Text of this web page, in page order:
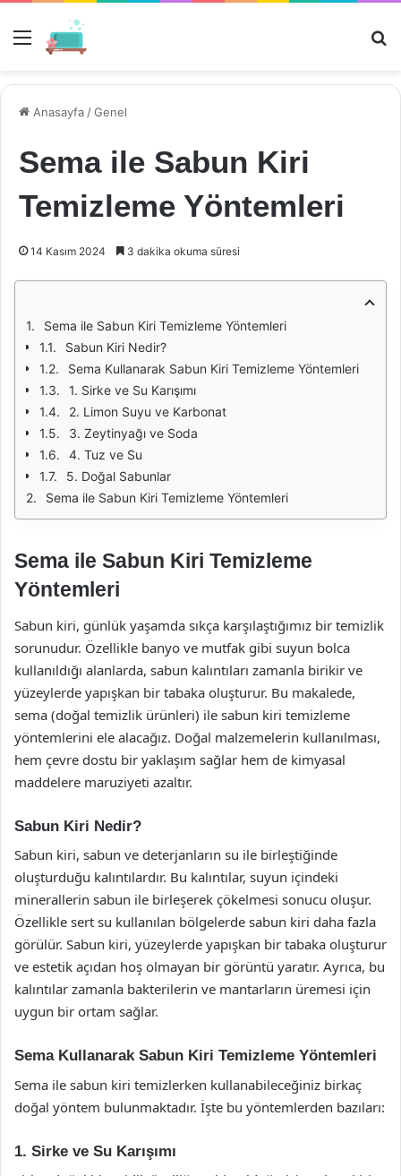
Menü
Anasayfa /Genel
Sema ile Sabun Kiri
Temizleme Yöntemleri
14 Kasım 2024 3 dakika okuma süresi
Sema ile Sabun Kiri Temizleme Yöntemleri
Sabun Kiri Nedir?
Sema Kullanarak Sabun Kiri Temizleme Yöntemleri
1. Sirke ve Su Karışımı
2. Limon Suyu ve Karbonat
3. Zeytinyağı ve Soda
4. Tuz ve Su
5. Doğal Sabunlar
Sema ile Sabun Kiri Temizleme Yöntemleri
Sema ile Sabun Kiri Temizleme
Yöntemleri
Sabun kiri, günlük yaşamda sıkça karşılaştığımız bir temizlik
sorunudur. Özellikle banyo ve mutfak gibi suyun bolca
kullanıldığı alanlarda, sabun kalıntıları zamanla birikir ve
yüzeylerde yapışkan bir tabaka oluşturur. Bu makalede,
sema (doğal temizlik ürünleri) ile sabun kiri temizleme
yöntemlerini ele alacağız. Doğal malzemelerin kullanılması,
hem çevre dostu bir yaklaşım sağlar hem de kimyasal
maddelere maruziyeti azaltır.
Sabun Kiri Nedir?
Sabun kiri, sabun ve deterjanların su ile birleştiğinde
oluşturduğu kalıntılardır. Bu kalıntılar, suyun içindeki
minerallerin sabun ile birleşerek çökelmesi sonucu oluşur.
Özellikle sert su kullanılan bölgelerde sabun kiri daha fazla
görülür. Sabun kiri, yüzeylerde yapışkan bir tabaka oluşturur
ve estetik açıdan hoş olmayan bir görüntü yaratır. Ayrıca, bu
kalıntılar zamanla bakterilerin ve mantarların üremesi için
uygun bir ortam sağlar.
Sema Kullanarak Sabun Kiri Temizleme Yöntemleri
Sema ile sabun kiri temizlerken kullanabileceğiniz birkaç
doğal yöntem bulunmaktadır. İşte bu yöntemlerden bazıları:
1. Sirke ve Su Karışımı